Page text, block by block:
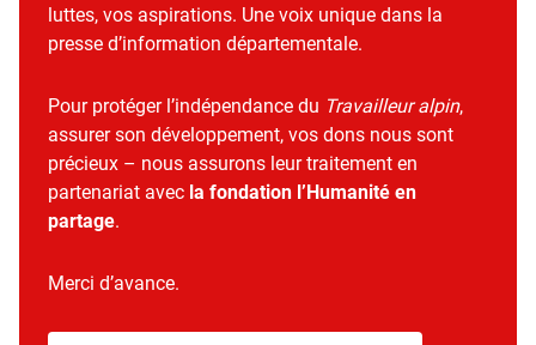
luttes, vos aspirations. Une voix unique dans la
presse d’information départementale.
Pour protéger l’indépendance du Travailleur alpin,
assurer son développement, vos dons nous sont
précieux – nous assurons leur traitement en
partenariat avec la fondation l’Humanité en
partage.
Merci d’avance.